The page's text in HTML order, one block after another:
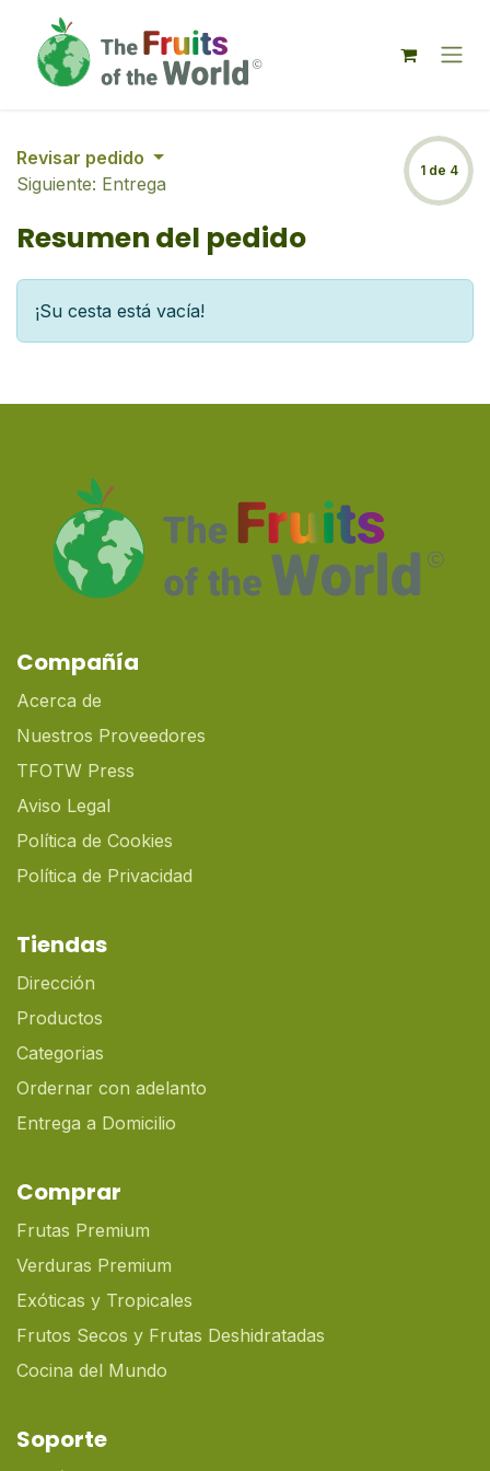
Revisar pedido
Siguiente: Entrega
1 de 4
Resumen del pedido
¡Su cesta está vacía!
Compañía
Acerca de
Nuestros Proveedores
TFOTW Press
Aviso Legal
Política de Cookies
Política de Privacidad
Tiendas
Dirección
Productos
Categorias
Ordernar con adelanto
Entrega a Domicilio
Comprar
Frutas Premium
Verduras Premium
Exóticas y Tropicales
Frutos Secos y Frutas Deshidratadas
Cocina del Mundo
Soporte